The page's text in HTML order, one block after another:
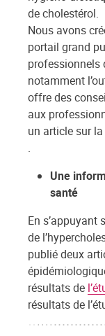
de cholestérol.
Nous avons
portail grand
professionnels
notamment
offre des
aux
un article sur la
.
Une
santé
En s’appuyant
de
publié deux
résultats de
résultats de